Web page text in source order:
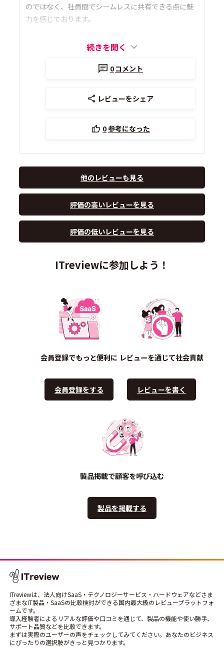
のではなく、社員間でシームレスに共有できる点に魅
力を感じております。
続きを開く
0コメント
レビューをシェア
0参考になった
他のレビューも見る
評価の高いレビューを見る
評価の低いレビューを見る
ITreviewに参加しよう！
会員登録でもっと便利に
会員登録をする
レビューを通じて社会貢献
レビューを書く
製品掲載で顧客を呼び込む
製品を掲載する
ITreviewは、法人向けSaaS・テクノロジーサービス・ハードウェアなどさま
ざまなIT製品・SaaSの比較検討ができる国内最大級のレビュープラットフォ
ームです。
導入経験者によるリアルな評価や口コミを通じて、製品の機能や使い勝手、
サポート品質などを比較できます。
まずは実際のユーザーの声をチェックしてみてください。あなたのビジネス
にぴったりの選択肢がきっと見つかります。